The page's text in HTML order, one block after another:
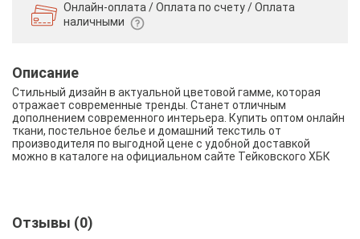
Онлайн-оплата / Оплата по счету /Оплата
наличными
Описание
Стильный дизайн в актуальной цветовой гамме, которая
отражает современные тренды. Станет отличным
дополнением современного интерьера. Купить оптом онлайн
ткани, постельное белье и домашний текстиль от
производителя по выгодной цене с удобной доставкой
можно в каталоге на официальном сайте Тейковского ХБК
Отзывы (0)